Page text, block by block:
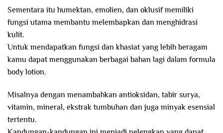
Sementara itu humektan, emolien, dan oklusif memiliki
fungsi utama membantu melembapkan dan menghidrasi
kulit.
Untuk mendapatkan fungsi dan khasiat yang lebih beragam
kamu dapat menggunakan berbagai bahan lagi dalam formula
body lotion.
Misalnya dengan menambahkan antioksidan, tabir surya,
vitamin, mineral, ekstrak tumbuhan dan juga minyak esensial
tertentu.